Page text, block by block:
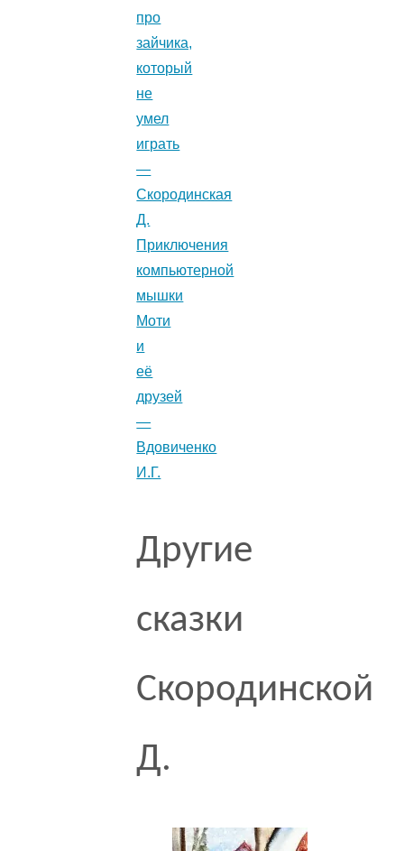
про
зайчика,
который
не
умел
играть
—
Скородинская
Д.
Приключения
компьютерной
мышки
Моти
и
её
друзей
—
Вдовиченко
И.Г.
Другие
сказки
Скородинской
Д.